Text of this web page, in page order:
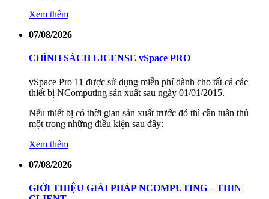
Xem thêm
07/08/2026
CHÍNH SÁCH LICENSE vSpace PRO
vSpace Pro 11 được sử dụng miễn phí dành cho tất cả các
thiết bị NComputing sản xuất sau ngày 01/01/2015.
Nếu thiết bị có thời gian sản xuất trước đó thì cần tuân thủ
một trong những điều kiện sau đây:
Xem thêm
07/08/2026
GIỚI THIỆU GIẢI PHÁP NCOMPUTING – THIN